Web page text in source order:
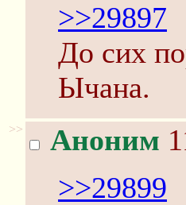
>>29897
До сих
Ычана.
>> Аноним
>>29899